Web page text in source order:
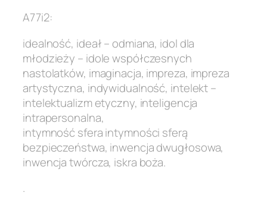
A77i2:
idealność, ideał – odmiana, idol dla
młodzieży – idole współczesnych
nastolatków, imaginacja, impreza, impreza
artystyczna, indywidualność, intelekt –
intelektualizm etyczny, inteligencja
intrapersonalna,
intymność sfera intymności sferą
bezpieczeństwa, inwencja dwugłosowa,
inwencja twórcza, iskra boża.
.